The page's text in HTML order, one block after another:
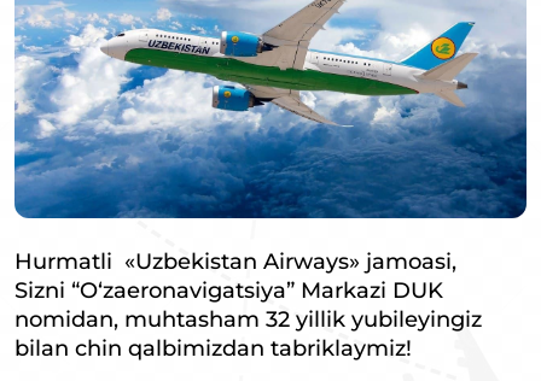
Hurmatli «Uzbekistan Airways» jamoasi,
Sizni “O‘zaeronavigatsiya” Markazi DUK
nomidan, muhtasham 32 yillik yubileyingiz
bilan chin qalbimizdan tabriklaymiz!